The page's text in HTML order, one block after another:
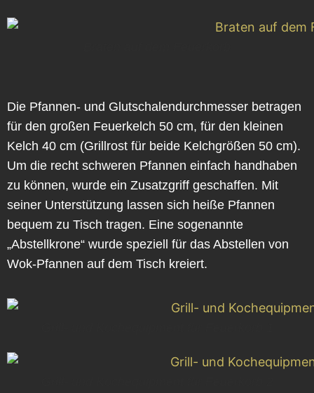
Die Pfannen- und Glutschalendurchmesser betragen
für den großen Feuerkelch 50 cm, für den kleinen
Kelch 40 cm (Grillrost für beide Kelchgrößen 50 cm).
Um die recht schweren Pfannen einfach handhaben
zu können, wurde ein Zusatzgriff geschaffen. Mit
seiner Unterstützung lassen sich heiße Pfannen
bequem zu Tisch tragen. Eine sogenannte
„Abstellkrone“ wurde speziell für das Abstellen von
Wok-Pfannen auf dem Tisch kreiert.